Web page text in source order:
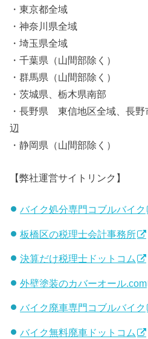
・東京都全域
・神奈川県全域
・埼玉県全域
・千葉県（山間部除く）
・群馬県（山間部除く）
・茨城県、栃木県南部
・長野県 東信地区全域、長野
辺
・静岡県（山間部除く）
【弊社運営サイトリンク】
バイク処分専門コブルバイク
板橋区の税理士会計事務所
決算だけ税理士ドットコム
外壁塗装のカバーオール.com
バイク廃車専門コブルバイク
バイク無料廃車ドットコム